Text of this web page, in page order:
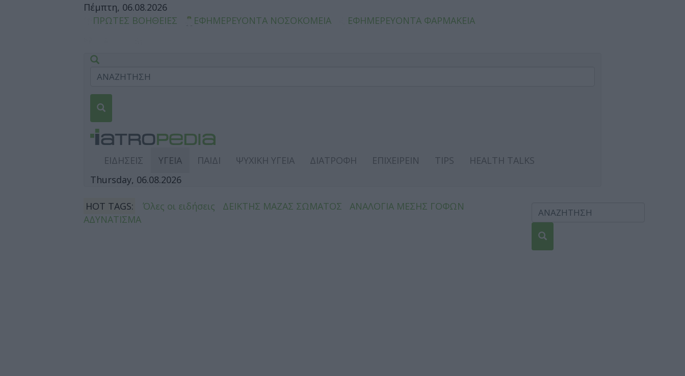
Πέμπτη, 06.08.2026
ΠΡΩΤΕΣ ΒΟΗΘΕΙΕΣ
ΕΦΗΜΕΡΕΥΟΝΤΑ ΝΟΣΟΚΟΜΕΙΑ ΕΦΗΜΕΡΕΥΟΝΤΑ ΦΑΡΜΑΚΕΙΑ
ΕΙΔΗΣΕΙΣ ΥΓΕΙΑ ΠΑΙΔΙ ΨΥΧΙΚΗ ΥΓΕΙΑ ΔΙΑΤΡΟΦΗ ΕΠΙΧΕΙΡΕΙΝ TIPS
HEALTH TALKS
Thursday, 06.08.2026
HOT TAGS: Όλες οι ειδήσεις ΔΕΙΚΤΗΣ ΜΑΖΑΣ ΣΩΜΑΤΟΣ
ΑΝΑΛΟΓΙΑ ΜΕΣΗΣ ΓΟΦΩΝ
ΑΔΥΝΑΤΙΣΜΑ